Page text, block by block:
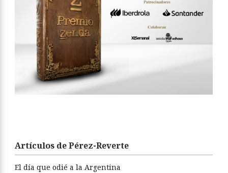
Artículos de Pérez-Reverte
El día que odié a la Argentina